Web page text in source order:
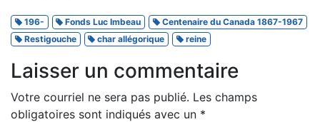
196- Fonds Luc Imbeau
Centenaire du Canada 1867-1967
Restigouche
char allégorique reine
Laisser un commentaire
Votre courriel ne sera pas publié. Les champs
obligatoires sont indiqués avec un *